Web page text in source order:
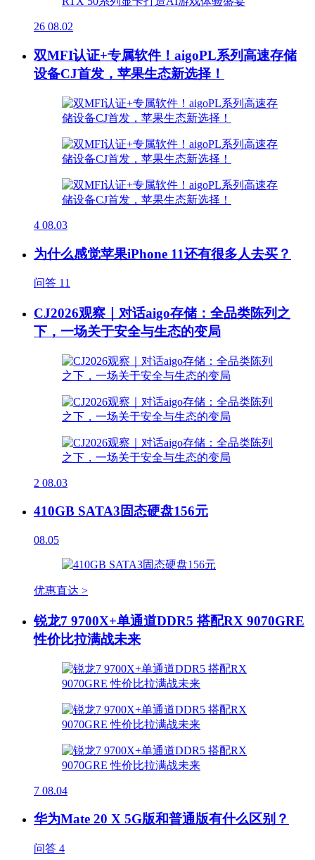
26 08.02
双MFI认证+专属软件！aigoPL系列高速存储
设备CJ首发，苹果生态新选择！
4 08.03
为什么感觉苹果iPhone 11还有很多人去买？
问答 11
CJ2026观察｜对话aigo存储：全品类陈列之
下，一场关于安全与生态的变局
2 08.03
410GB SATA3固态硬盘156元
08.05
优惠直达 >
锐龙7 9700X+单通道DDR5 搭配RX 9070GRE
性价比拉满战未来
7 08.04
华为Mate 20 X 5G版和普通版有什么区别？
问答 4